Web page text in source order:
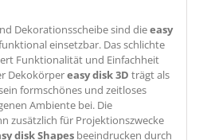
Dekorationsscheibe sind dieeasy
einsetzbar. Das schlichte
Funktionalität und Einfachheit
Dekokörpereasydisk3D trägt als
formschönes und zeitloses
Ambiente bei. Die
zusätzlich für Projektionszwecke
disk Shapesbeeindrucken durch